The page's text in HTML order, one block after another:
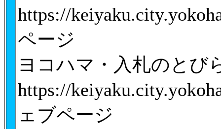
https://
ページ
ヨコハマ・入札のと
https://
ェブページ